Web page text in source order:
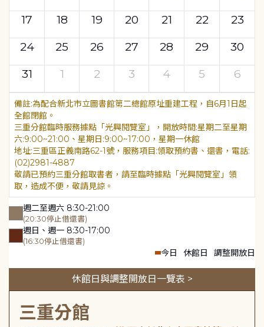
17
18 19 20 21 22
23
24
25 26 27 28 29
30
31
1 2 3 4 5 6
為配合新北市立圖書館第二總館原址重建工程，自6月1日起
全館閉館。
三重分館臨時服務據點「光興閱覽室」，開放時間:星期二至星期
六:9:00~21:00、星期日:9:00~17:00，星期一休館
地址:三重區正義南路62-1號，服務項目:領取預約書、還書，電話:
(02)2981-4887
敬請已預約三重分館取書者，請至臨時據點「光興閱覽室」領
取，造成不便，敬請見諒。
週二至週六 8:30-21:00
(20:30停止借還書)
週日、週一 8:30-17:00
(16:30停止借還書)
今日 休館日 調整開放日
休館日與調整開放日一覽表 >
三重分館